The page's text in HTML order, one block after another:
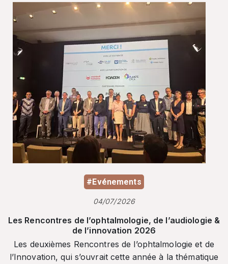
#Evénements
04/07/2026
Les Rencontres de l’ophtalmologie, de l’audiologie &
de l’innovation 2026
Les deuxièmes Rencontres de l’ophtalmologie et de
l’Innovation, qui s’ouvrait cette année à la thématique